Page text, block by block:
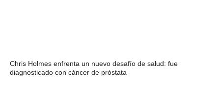
Chris Holmes enfrenta un nuevo desafío de salud: fue
diagnosticado con cáncer de próstata